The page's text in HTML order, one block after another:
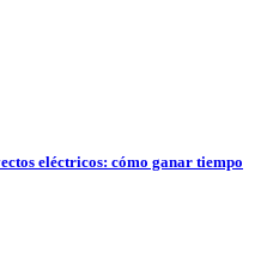
eléctricos: cómo ganar tiempo